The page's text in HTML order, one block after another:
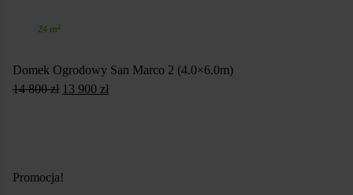
24 m2
Domek Ogrodowy San Marco 2 (4.0×6.0m)
14 800zł Pierwotna
13 900 złAktualna
Promocja!